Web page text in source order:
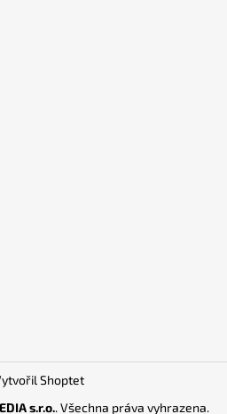
Shoptet
s.r.o.. Všechna práva vyhrazena.